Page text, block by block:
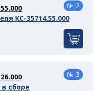
КС-35714.55.000
№ 2
сборе
№ 3